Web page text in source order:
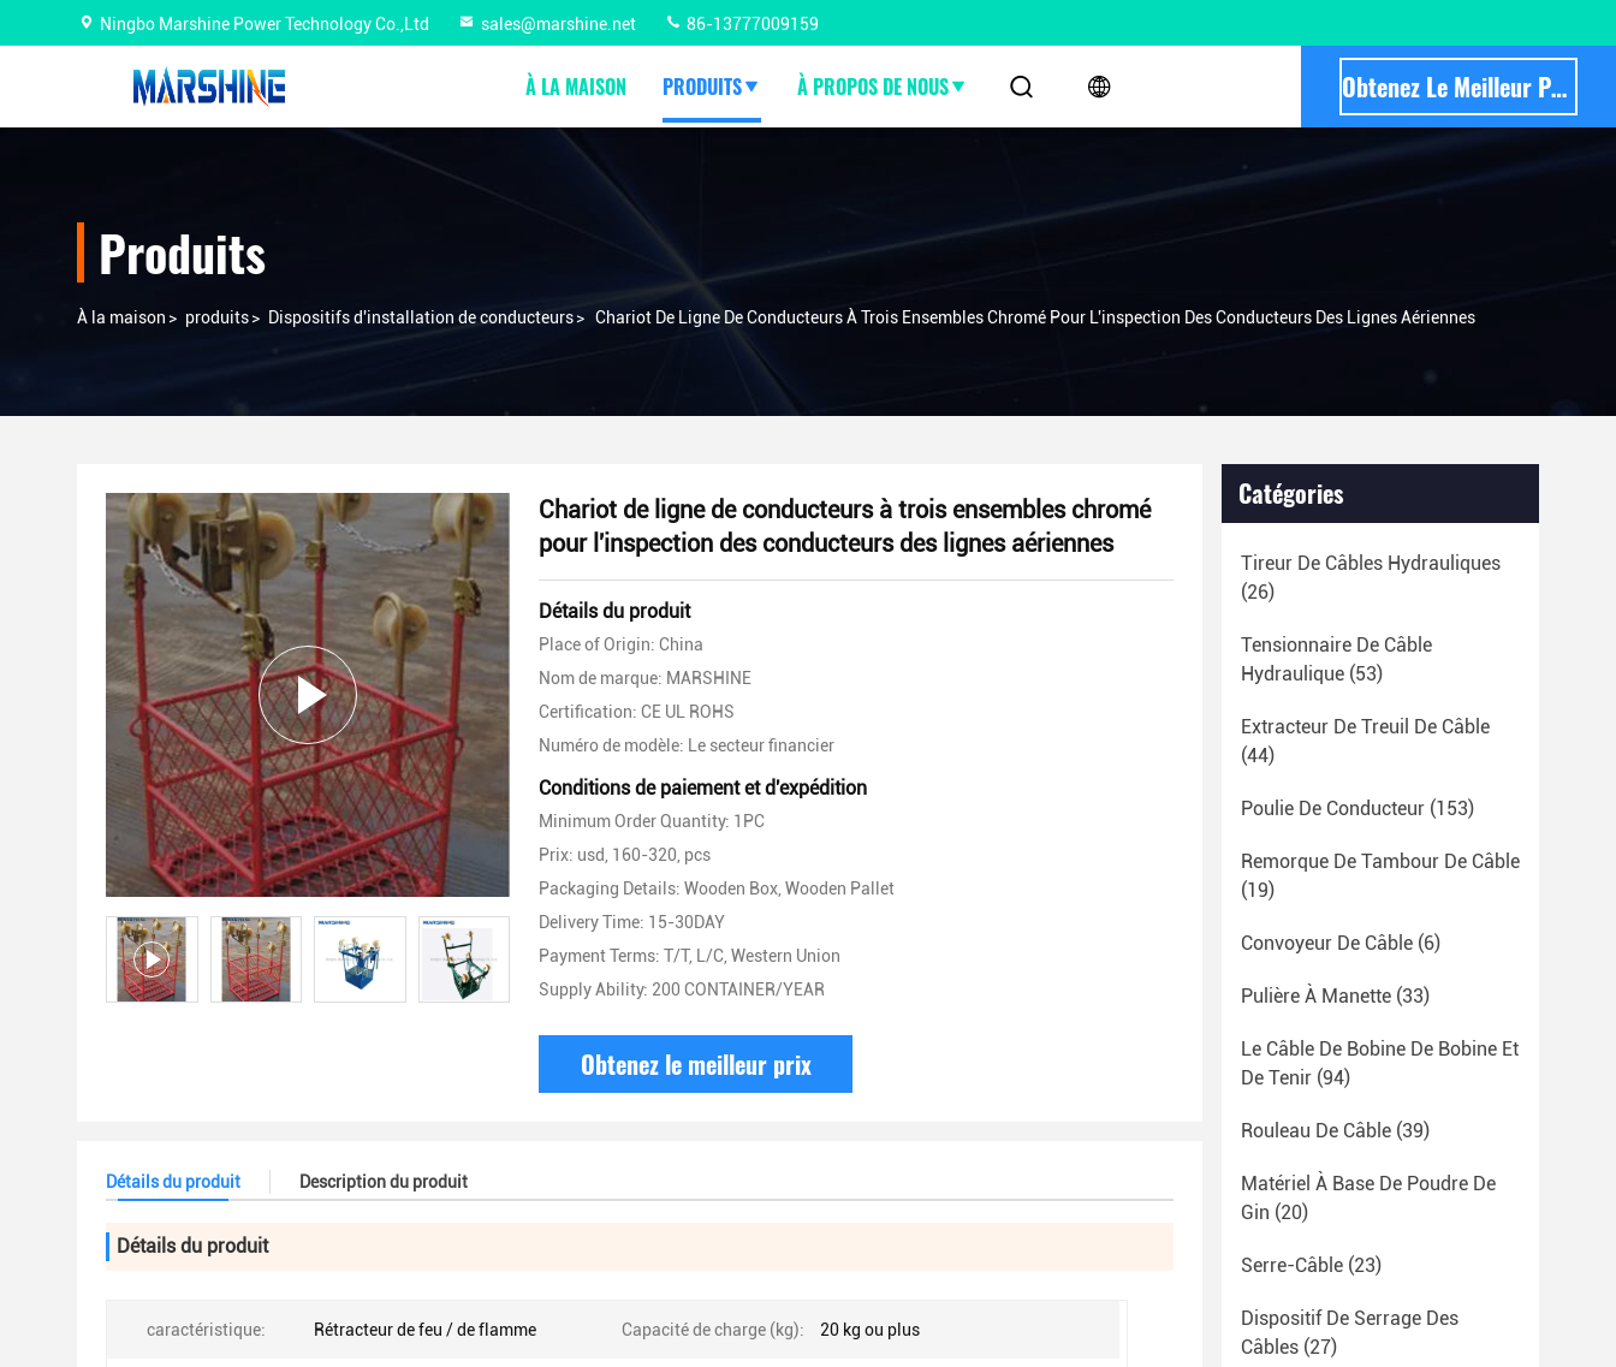
Ningbo Marshine Power Technology Co.,Ltd sales@marshine.net 86-13777009159
À LA MAISON PRODUITS À PROPOS DE NOUS Obtenez Le Meilleur Prix
Produits
À la maison > produits> Dispositifs d'installation de conducteurs> Chariot De Ligne De Conducteurs À Trois Ensembles Chromé Pour L'inspection Des Conducteurs Des Lignes Aériennes
Chariot de ligne de conducteurs à trois ensembles chromé
pour l'inspection des conducteurs des lignes aériennes
Détails du produit
Place of Origin: China
Nom de marque: MARSHINE
Certification: CE UL ROHS
Numéro de modèle: Le secteur financier
Conditions de paiement et d'expédition
Minimum Order Quantity: 1PC
Prix: usd, 160-320, pcs
Packaging Details: Wooden Box, Wooden Pallet
Delivery Time: 15-30DAY
Payment Terms: T/T, L/C, Western Union
Supply Ability: 200 CONTAINER/YEAR
Obtenez le meilleur prix
Détails du produit Description du produit
Détails du produit
caractéristique: Rétracteur de feu / de flamme Capacité de charge (kg): 20 kg ou plus
Catégories
Tireur De Câbles Hydrauliques
(26)
Tensionnaire De Câble
Hydraulique (53)
Extracteur De Treuil De Câble
(44)
Poulie De Conducteur (153)
Remorque De Tambour De Câble
(19)
Convoyeur De Câble (6)
Pulière À Manette (33)
Le Câble De Bobine De Bobine Et
De Tenir (94)
Rouleau De Câble (39)
Matériel À Base De Poudre De
Gin (20)
Serre-Câble (23)
Dispositif De Serrage Des
Câbles (27)